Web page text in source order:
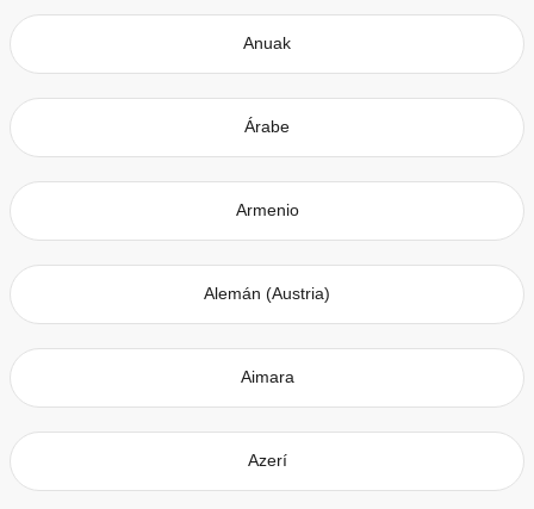
Anuak
Árabe
Armenio
Alemán (Austria)
Aimara
Azerí